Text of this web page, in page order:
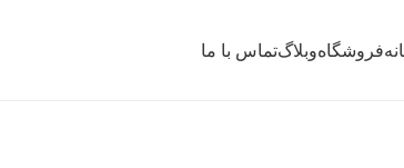
فروشگاهوبلاگتماس با ما